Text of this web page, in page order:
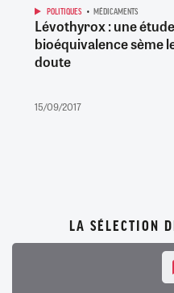
POLITIQUES MÉDICAMENTS
Lévothyrox : une
bioéquivalence sème
doute
15/09/2017
LA SÉLECTION